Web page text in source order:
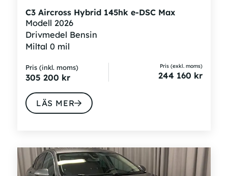
C3 Aircross Hybrid 145hk e-DSC Max
Modell 2026
Drivmedel Bensin
Miltal 0 mil
Pris (inkl. moms)
305 200 kr
Pris (exkl. moms)
244 160 kr
LÄS MER